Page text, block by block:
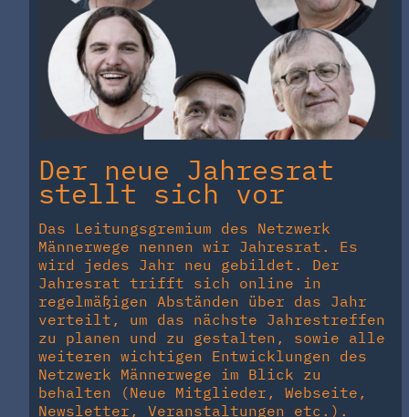
Der neue Jahresrat
stellt sich vor
Das Leitungsgremium des Netzwerk
Männerwege nennen wir Jahresrat. Es
wird jedes Jahr neu gebildet. Der
Jahresrat trifft sich online in
regelmäßigen Abständen über das Jahr
verteilt, um das nächste Jahrestreffen
zu planen und zu gestalten, sowie alle
weiteren wichtigen Entwicklungen des
Netzwerk Männerwege im Blick zu
behalten (Neue Mitglieder, Webseite,
Newsletter, Veranstaltungen etc.).